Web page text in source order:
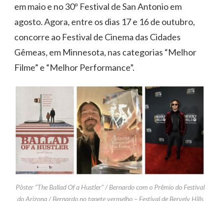
em maio e no 30º Festival de San Antonio em
agosto. Agora, entre os dias 17 e 16 de outubro,
concorre ao Festival de Cinema das Cidades
Gêmeas, em Minnesota, nas categorias “Melhor
Filme” e “Melhor Performance”.
Pôster “The Ballad Of a Hustler” / Bernardo com o Prêmio do Festival
do Arizona / Bernardo no tapete vermelho – Festival de Bervely Hills